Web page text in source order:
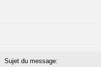
Sujet du message: